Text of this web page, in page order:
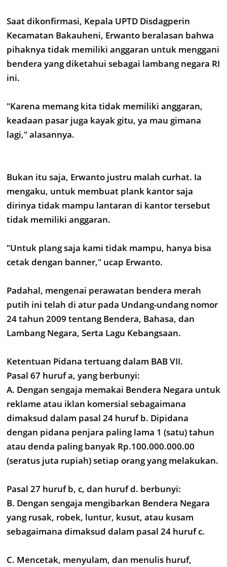
Saat dikonfirmasi, Kepala UPTD Disdagperin
Kecamatan Bakauheni, Erwanto beralasan bahwa
pihaknya tidak memiliki anggaran untuk menggani
bendera yang diketahui sebagai lambang negara RI
ini.
"Karena memang kita tidak memiliki anggaran,
keadaan pasar juga kayak gitu, ya mau gimana
lagi," alasannya.
Bukan itu saja, Erwanto justru malah curhat. Ia
mengaku, untuk membuat plank kantor saja
dirinya tidak mampu lantaran di kantor tersebut
tidak memiliki anggaran.
"Untuk plang saja kami tidak mampu, hanya bisa
cetak dengan banner," ucap Erwanto.
Padahal, mengenai perawatan bendera merah
putih ini telah di atur pada Undang-undang nomor
24 tahun 2009 tentang Bendera, Bahasa, dan
Lambang Negara, Serta Lagu Kebangsaan.
Ketentuan Pidana tertuang dalam BAB VII.
Pasal 67 huruf a, yang berbunyi:
A. Dengan sengaja memakai Bendera Negara untuk
reklame atau iklan komersial sebagaimana
dimaksud dalam pasal 24 huruf b. Dipidana
dengan pidana penjara paling lama 1 (satu) tahun
atau denda paling banyak Rp.100.000.000.00
(seratus juta rupiah) setiap orang yang melakukan.
Pasal 27 huruf b, c, dan huruf d. berbunyi:
B. Dengan sengaja mengibarkan Bendera Negara
yang rusak, robek, luntur, kusut, atau kusam
sebagaimana dimaksud dalam pasal 24 huruf c.
C. Mencetak, menyulam, dan menulis huruf,